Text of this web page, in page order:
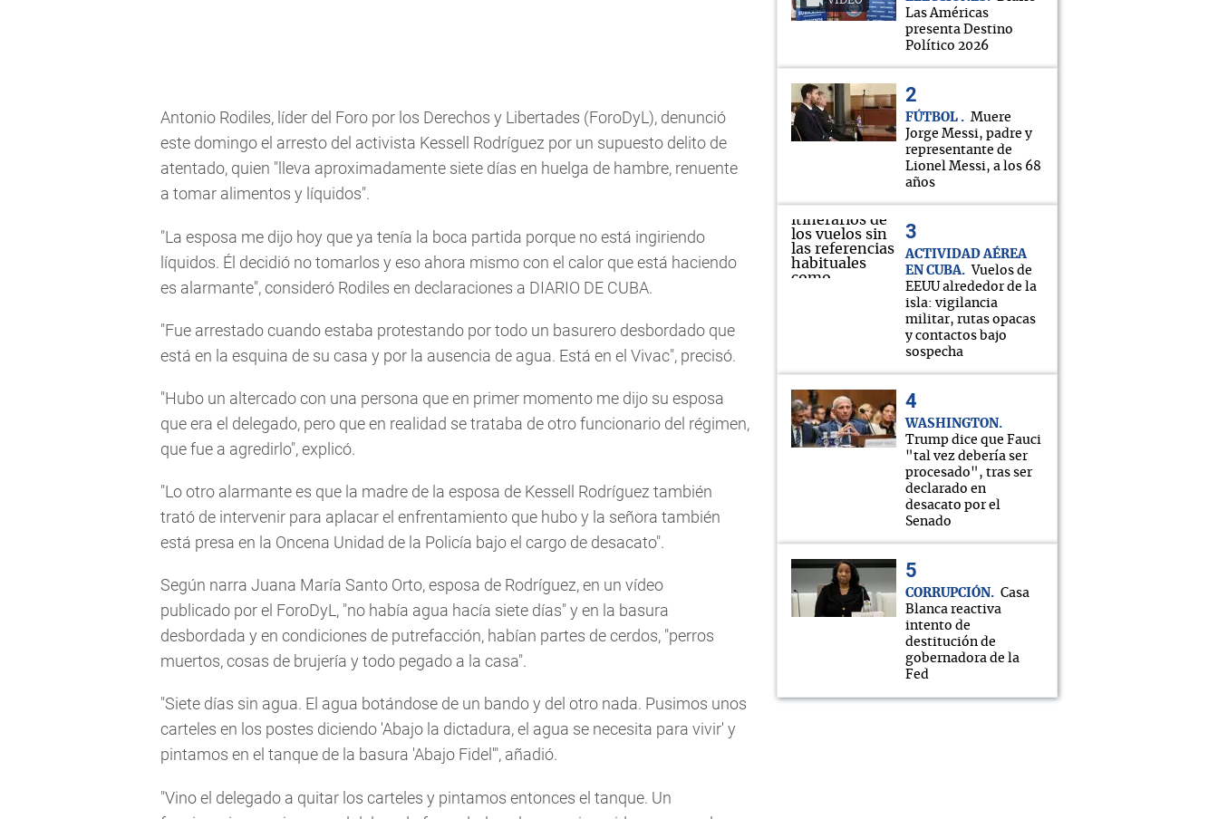
Antonio Rodiles, líder del Foro por los Derechos y Libertades (ForoDyL), denunció
este domingo el arresto del activista Kessell Rodríguez por un supuesto delito de
atentado, quien "lleva aproximadamente siete días en huelga de hambre, renuente
a tomar alimentos y líquidos".
"La esposa me dijo hoy que ya tenía la boca partida porque no está ingiriendo
líquidos. Él decidió no tomarlos y eso ahora mismo con el calor que está haciendo
es alarmante", consideró Rodiles en declaraciones a DIARIO DE CUBA.
"Fue arrestado cuando estaba protestando por todo un basurero desbordado que
está en la esquina de su casa y por la ausencia de agua. Está en el Vivac", precisó.
"Hubo un altercado con una persona que en primer momento me dijo su esposa
que era el delegado, pero que en realidad se trataba de otro funcionario del régimen,
que fue a agredirlo", explicó.
"Lo otro alarmante es que la madre de la esposa de Kessell Rodríguez también
trató de intervenir para aplacar el enfrentamiento que hubo y la señora también
está presa en la Oncena Unidad de la Policía bajo el cargo de desacato".
Según narra Juana María Santo Orto, esposa de Rodríguez, en un vídeo
publicado por el ForoDyL, "no había agua hacía siete días" y en la basura
desbordada y en condiciones de putrefacción, habían partes de cerdos, "perros
muertos, cosas de brujería y todo pegado a la casa".
"Siete días sin agua. El agua botándose de un bando y del otro nada. Pusimos unos
carteles en los postes diciendo 'Abajo la dictadura, el agua se necesita para vivir' y
pintamos en el tanque de la basura 'Abajo Fidel'", añadió.
"Vino el delegado a quitar los carteles y pintamos entonces el tanque. Un
Las Américas
presenta Destino
Político 2026
FÚTBOL
Muere
Jorge Messi, padre y
representante de
Lionel Messi, a los 68
años
ACTIVIDAD AÉREA
EN CUBA
Vuelos de
EEUU alrededor de la
isla: vigilancia
militar, rutas opacas
y contactos bajo
sospecha
WASHINGTON
Trump dice que Fauci
"tal vez debería ser
procesado", tras ser
declarado en
desacato por el
Senado
CORRUPCIÓN
Casa
Blanca reactiva
intento de
destitución de
gobernadora de la
Fed